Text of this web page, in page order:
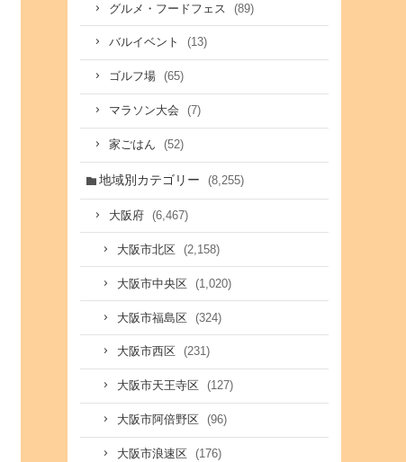
グルメ・フードフェス (89)
バルイベント (13)
ゴルフ場 (65)
マラソン大会 (7)
家ごはん (52)
地域別カテゴリー (8,255)
大阪府 (6,467)
大阪市北区 (2,158)
大阪市中央区 (1,020)
大阪市福島区 (324)
大阪市西区 (231)
大阪市天王寺区 (127)
大阪市阿倍野区 (96)
大阪市浪速区 (176)